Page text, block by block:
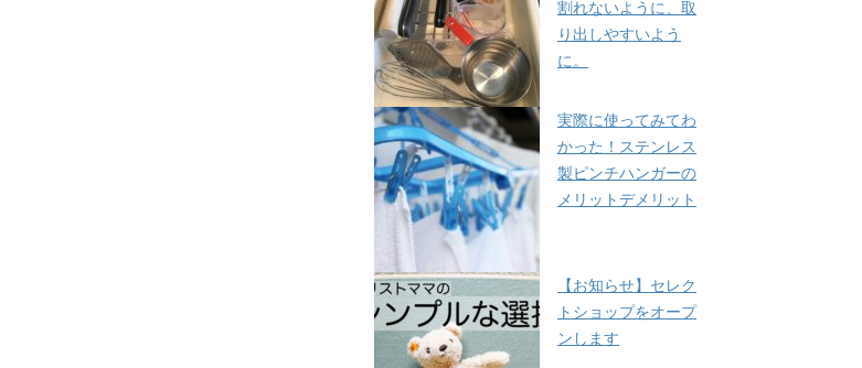
割れないように、取
り出しやすいよう
に。
実際に使ってみてわ
かった！ステンレス
製ピンチハンガーの
メリットデメリット
【お知らせ】セレク
トショップをオープ
ンします